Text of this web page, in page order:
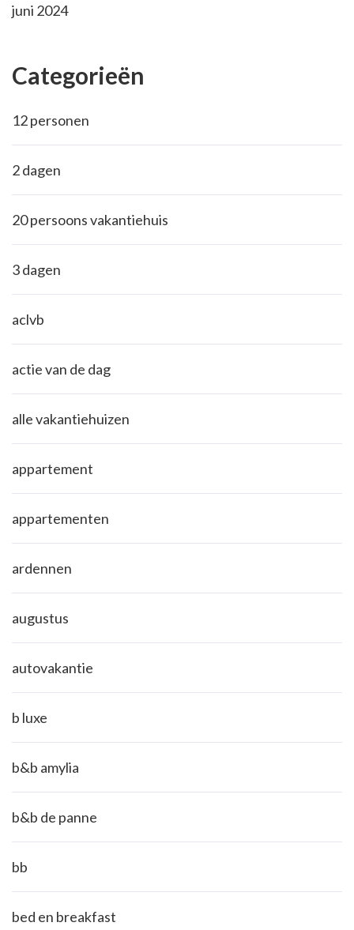
juni 2024
Categorieën
12 personen
2 dagen
20 persoons vakantiehuis
3 dagen
aclvb
actie van de dag
alle vakantiehuizen
appartement
appartementen
ardennen
augustus
autovakantie
b luxe
b&b amylia
b&b de panne
bb
bed en breakfast